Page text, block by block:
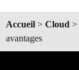
Accueil > Cloud >
avantages